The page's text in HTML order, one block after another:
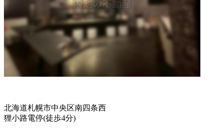
北海道札幌市中央区南四条西
狸小路電停(徒歩4分)